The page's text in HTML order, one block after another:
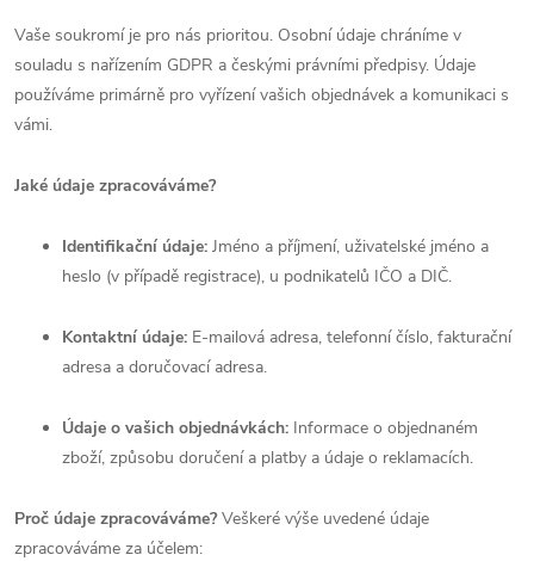
Vaše soukromí je pro nás prioritou. Osobní údaje chráníme v
souladu s nařízením GDPR a českými právními předpisy. Údaje
používáme primárně pro vyřízení vašich objednávek a komunikaci s
vámi.
Jaké údaje zpracováváme?
Identifikační údaje: Jméno a příjmení, uživatelské jméno a
heslo (v případě registrace), u podnikatelů IČO a DIČ.
Kontaktní údaje: E-mailová adresa, telefonní číslo, fakturační
adresa a doručovací adresa.
Údaje o vašich objednávkách: Informace o objednaném
zboží, způsobu doručení a platby a údaje o reklamacích.
Proč údaje zpracováváme?Veškeré výše uvedené údaje
zpracováváme za účelem: